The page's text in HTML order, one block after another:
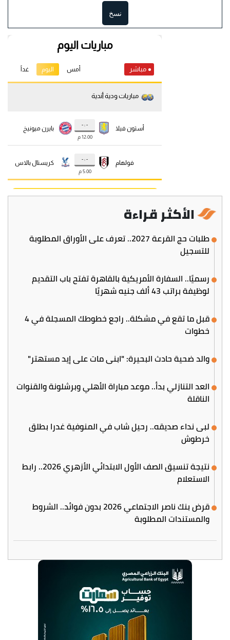
نسخ
الأكثر قراءة
طلبات حج القرعة 2027.. تعرف على الأوراق المطلوبة
للتسجيل
رسميًا.. السفارة الأمريكية بالقاهرة تفتح باب التقديم
لوظيفة براتب 43 ألف جنيه شهريًا
قبل ما تقع في مشكلة.. راجع خطوطك المسجلة في 4
خطوات
والد ضحية حادث البحيرة: "ابني مات على إيد مستهتر"
العد التنازلي بدأ.. موعد مباراة الأهلي وبرشلونة والقنوات
الناقلة
لبى نداء صديقه.. رحيل شاب في المنوفية غدرا بطلق
خرطوش
نتيجة تنسيق الصف الأول الابتدائي الأزهري 2026.. رابط
الاستعلام
قرض بنك ناصر الاجتماعي 2026 بدون فوائد.. الشروط
والمستندات المطلوبة